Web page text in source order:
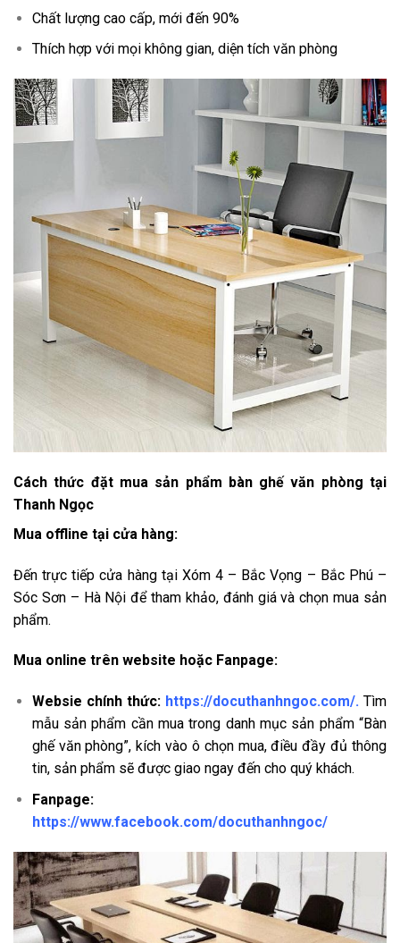
Chất lượng cao cấp, mới đến 90%
Thích hợp với mọi không gian, diện tích văn phòng
Cách thức đặt mua sản phẩm bàn ghế văn phòng tại
Thanh Ngọc
Mua offline tại cửa hàng:
Đến trực tiếp cửa hàng tại Xóm 4 – Bắc Vọng – Bắc Phú –
Sóc Sơn – Hà Nội để tham khảo, đánh giá và chọn mua sản
phẩm.
Mua online trên website hoặc Fanpage:
Websie chính thức: https://docuthanhngoc.com/.Tìm
mẫu sản phẩm cần mua trong danh mục sản phẩm “Bàn
ghế văn phòng”, kích vào ô chọn mua, điều đầy đủ thông
tin, sản phẩm sẽ được giao ngay đến cho quý khách.
Fanpage:
https://www.facebook.com/docuthanhngoc/